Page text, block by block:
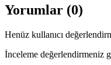
Yorumlar (0)
Henüz kullanıcı
İnceleme değerlendirmeniz